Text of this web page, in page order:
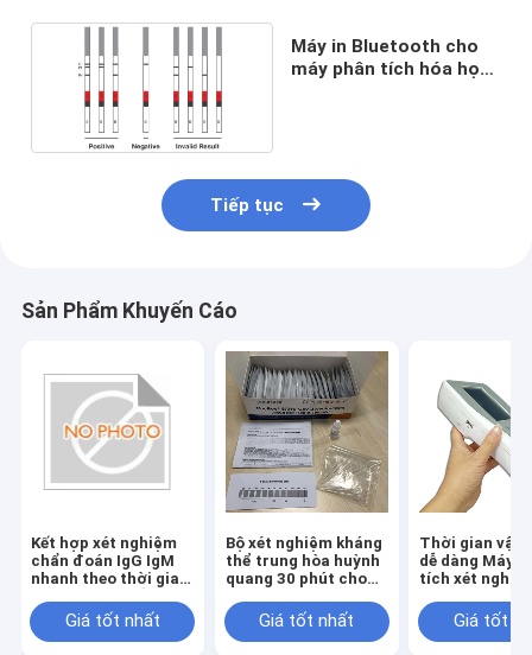
Máy in Bluetooth cho
máy phân tích hóa học
Tiếp tục
Sản Phẩm Khuyến Cáo
Kết hợp xét nghiệm
chẩn đoán IgG IgM
nhanh theo thời gian
dịch huỳnh quang
phân giải
Giá tốt nhất
Bộ xét nghiệm kháng
thể trung hòa huỳnh
quang 30 phút cho
Giá tốt nhất
Thời gian vận
dễ dàng Máy
tích xét
giải quyết
LCD màu
Giá tốt